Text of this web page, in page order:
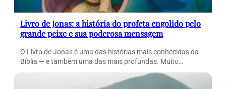
Livro de Jonas: a história do profeta engolido pelo
grande peixe e sua poderosa mensagem
O Livro de Jonas é uma das histórias mais conhecidas da
Bíblia — e também uma das mais profundas. Muito…